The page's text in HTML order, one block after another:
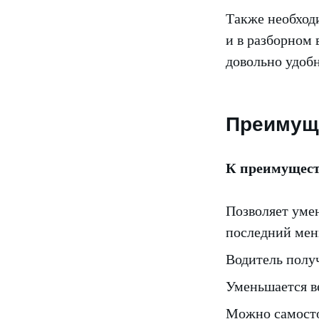
Также
и в разборном
довольно
К
Позволяет
последний
Водитель
Уменьшается
Можно